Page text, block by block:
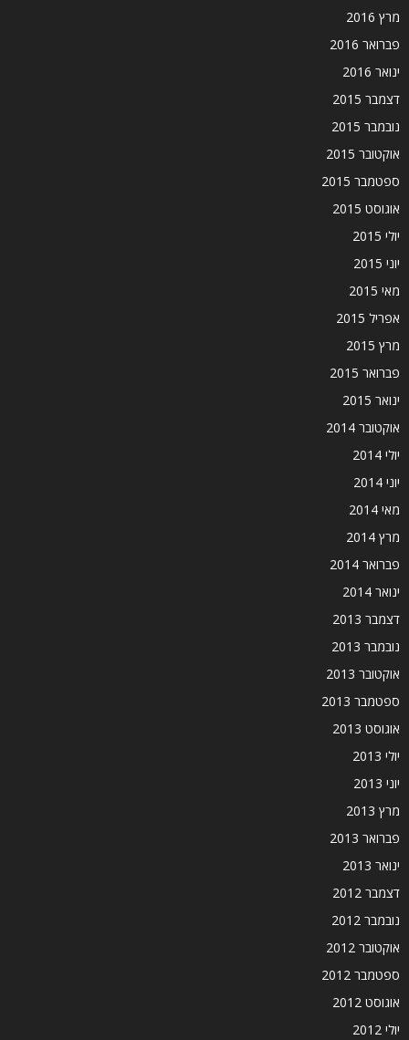
מרץ 2016
פברואר 2016
ינואר 2016
דצמבר 2015
נובמבר 2015
אוקטובר 2015
ספטמבר 2015
אוגוסט 2015
יולי 2015
יוני 2015
מאי 2015
אפריל 2015
מרץ 2015
פברואר 2015
ינואר 2015
אוקטובר 2014
יולי 2014
יוני 2014
מאי 2014
מרץ 2014
פברואר 2014
ינואר 2014
דצמבר 2013
נובמבר 2013
אוקטובר 2013
ספטמבר 2013
אוגוסט 2013
יולי 2013
יוני 2013
מרץ 2013
פברואר 2013
ינואר 2013
דצמבר 2012
נובמבר 2012
אוקטובר 2012
ספטמבר 2012
אוגוסט 2012
יולי 2012